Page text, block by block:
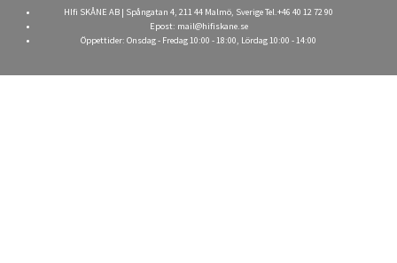
HIfi SKÅNE AB | Spångatan 4, 211 44 Malmö, Sverige Tel.+46 40 12 72 90
Epost: mail@hifiskane.se
Öppettider: Onsdag - Fredag 10:00 - 18:00, Lördag 10:00 - 14:00